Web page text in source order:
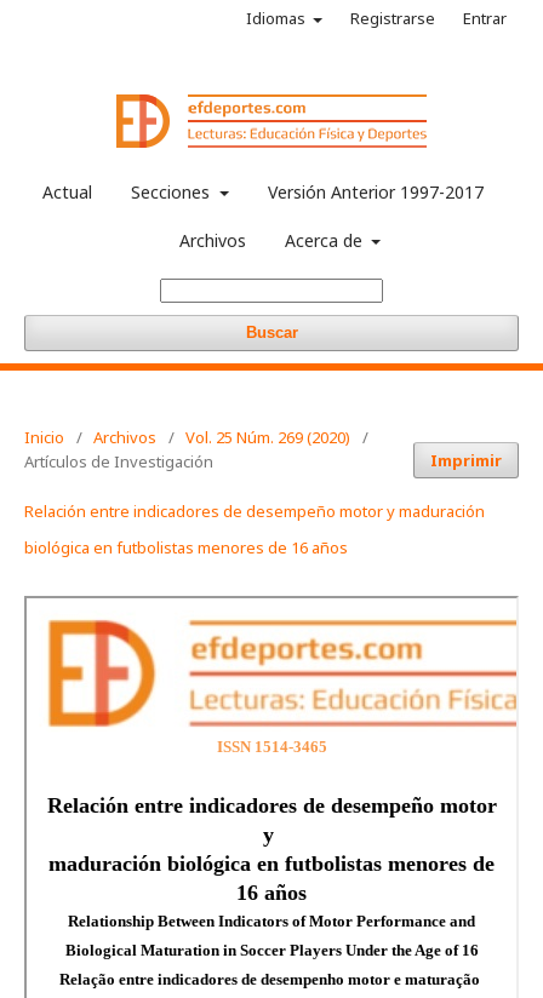
Actual Secciones Versión Anterior 1997-2017
Archivos Acerca de
Buscar
Idiomas Registrarse Entrar
Inicio / Archivos / Vol. 25 Núm. 269 (2020)
/
Artículos de Investigación
Imprimir
Relación entre indicadores de desempeño motor y maduración
biológica en futbolistas menores de 16 años